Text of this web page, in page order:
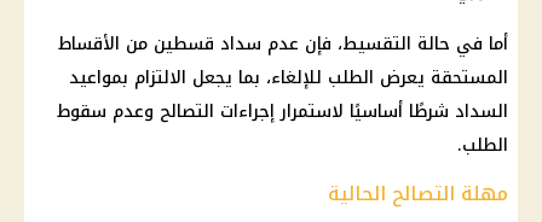
أما في حالة التقسيط، فإن عدم سداد قسطين من الأقساط
المستحقة يعرض الطلب للإلغاء، بما يجعل الالتزام بمواعيد
السداد شرطًا أساسيًا لاستمرار إجراءات التصالح وعدم سقوط
الطلب.
مهلة التصالح الحالية